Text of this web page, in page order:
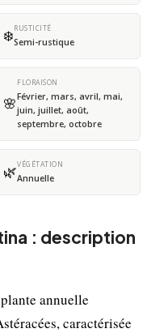
❄️RUSTICITÉ
Semi-rustique
🌸
FLORAISON
Février, mars, avril, mai,
juin, juillet, août,
septembre, octobre
🌿VÉGÉTATION
Annuelle
: description
annuelle
caractérisée